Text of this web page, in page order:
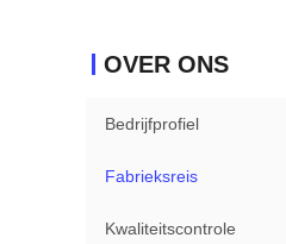
OVER ONS
Bedrijfprofiel
Fabrieksreis
Kwaliteitscontrole